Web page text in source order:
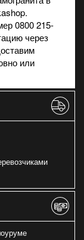
0800 215-
через
или